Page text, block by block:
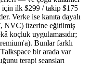
için ilk $299 / takip $175
Verke ise kanıta dayalı
NVC) üzerine eğitilmiş
koçluk uygulamasıdır;
Bunlar farklı
bir arada var
terapi seansları